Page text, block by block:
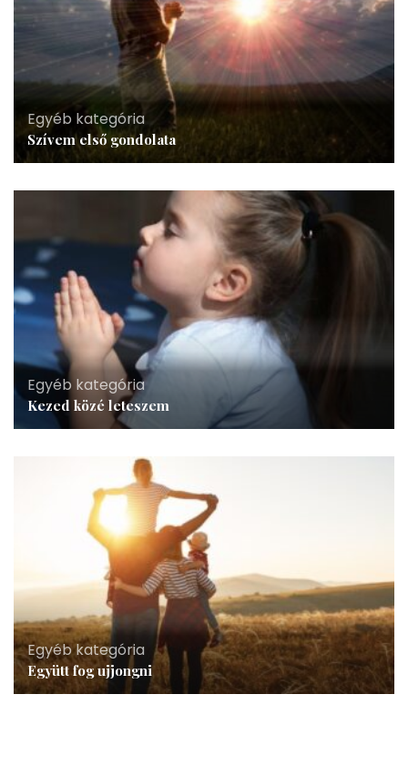
Egyéb kategória
Szívem első gondolata
Egyéb kategória
Kezed közé leteszem
Egyéb kategória
Együtt fog ujjongni